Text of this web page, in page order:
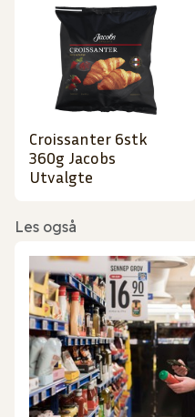
Croissanter 6stk
360g Jacobs
Utvalgte
Les også